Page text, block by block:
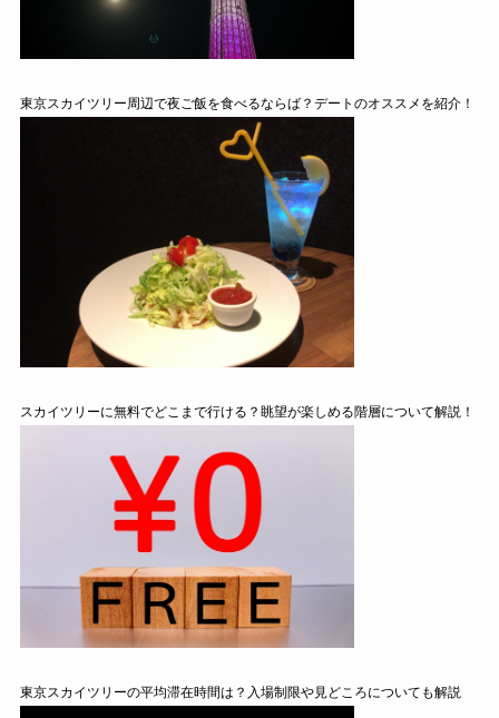
東京スカイツリー周辺で夜ご飯を食べるならば？デートのオススメを紹介！
スカイツリーに無料でどこまで行ける？眺望が楽しめる階層について解説！
東京スカイツリーの平均滞在時間は？入場制限や見どころについても解説